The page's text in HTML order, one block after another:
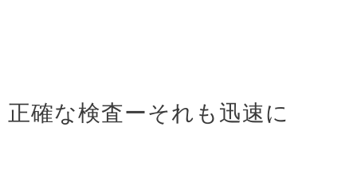
正確な検査ーそれも迅速に